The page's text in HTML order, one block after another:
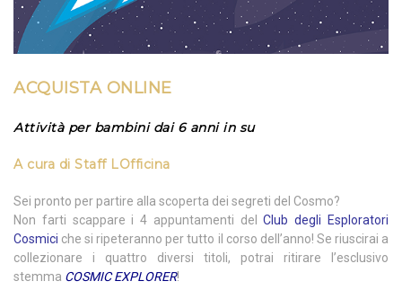
ACQUISTA ONLINE
Attività per bambini dai 6 anni in su
A cura di Staff LOfficina
Sei pronto per partire alla scoperta dei segreti del Cosmo?
Non farti scappare i 4 appuntamenti delClub degli Esploratori
Cosmici che si ripeteranno per tutto il corso dell’anno! Se riuscirai a
collezionare i quattro diversi titoli, potrai ritirare l’esclusivo
stemma COSMIC EXPLORER!